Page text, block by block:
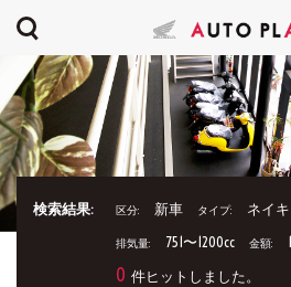
検索結果: 区分: 新車 タイプ: ネイ
排気量: 751〜1200cc 金額:
0 件ヒットしました。